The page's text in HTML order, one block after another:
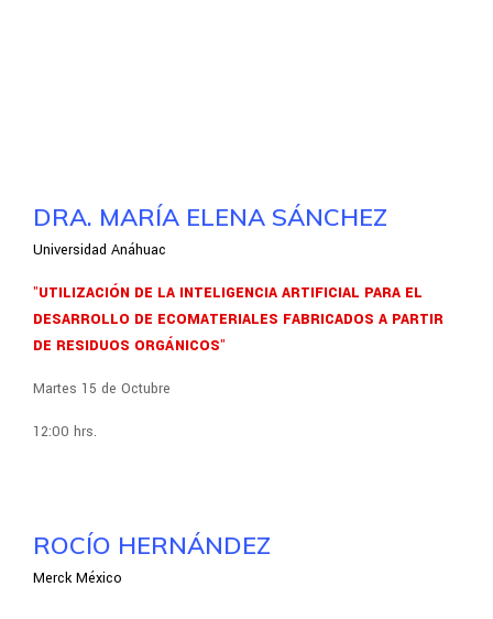
DRA. MARÍA ELENA SÁNCHEZ
Universidad Anáhuac
"UTILIZACIÓN DE LA INTELIGENCIA ARTIFICIAL PARA EL
DESARROLLO DE ECOMATERIALES FABRICADOS A PARTIR
DE RESIDUOS ORGÁNICOS"
Martes 15 de Octubre
12:00 hrs.
ROCÍO HERNÁNDEZ
Merck México